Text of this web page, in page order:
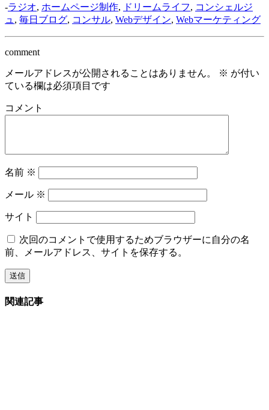
-ラジオ, ホームページ制作, ドリームライフ, コンシェルジ
ュ , 毎日ブログ, コンサル, Webデザイン, Webマーケティング
comment
メールアドレスが公開されることはありません。 ※ が付い
ている欄は必須項目です
コメント
名前 ※
メール ※
サイト
次回のコメントで使用するためブラウザーに自分の名
前、メールアドレス、サイトを保存する。
関連記事